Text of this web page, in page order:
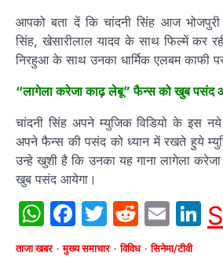
आपको बता दें कि चांदनी सिंह आज
सिंह, खेसारीलाल यादव के साथ फिल्में कर
निरहुआ के साथ उनका धार्मिक एलबम काफी
“लागेला करेजा काढ़ लेबू” फैन्स को खुब पसंद
चांदनी सिंह अपने म्युजिक विडियो के इस
अपने फैन्स की पसंद को ध्यान में रखते हुये
उन्हे खुशी है कि उनका यह गाना लागेला
खुब पसंद आयेगा।
WhatsApp
Facebook
Twitter
Reddit
ताजा खबर मुख्य समाचार विविध सिनेमा/टीवी